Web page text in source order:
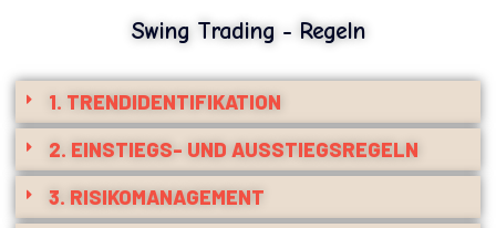
Swing Trading - Regeln
1. TRENDIDENTIFIKATION
2. EINSTIEGS- UND AUSSTIEGSREGELN
3. RISIKOMANAGEMENT